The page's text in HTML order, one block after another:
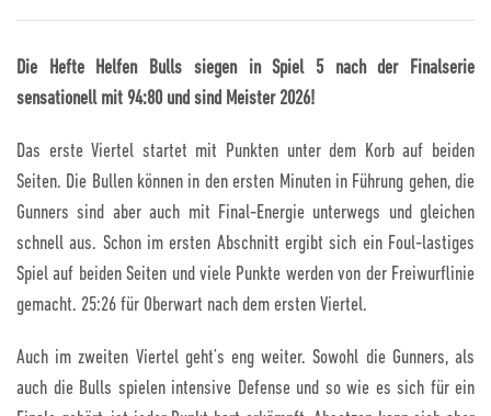
Die Hefte Helfen Bulls siegen in Spiel 5 nach der Finalserie
sensationell mit 94:80 und sind Meister 2026!
Das erste Viertel startet mit Punkten unter dem Korb auf beiden
Seiten. Die Bullen können in den ersten Minuten in Führung gehen, die
Gunners sind aber auch mit Final-Energie unterwegs und gleichen
schnell aus. Schon im ersten Abschnitt ergibt sich ein Foul-lastiges
Spiel auf beiden Seiten und viele Punkte werden von der Freiwurflinie
gemacht. 25:26 für Oberwart nach dem ersten Viertel.
Auch im zweiten Viertel geht’s eng weiter. Sowohl die Gunners, als
auch die Bulls spielen intensive Defense und so wie es sich für ein